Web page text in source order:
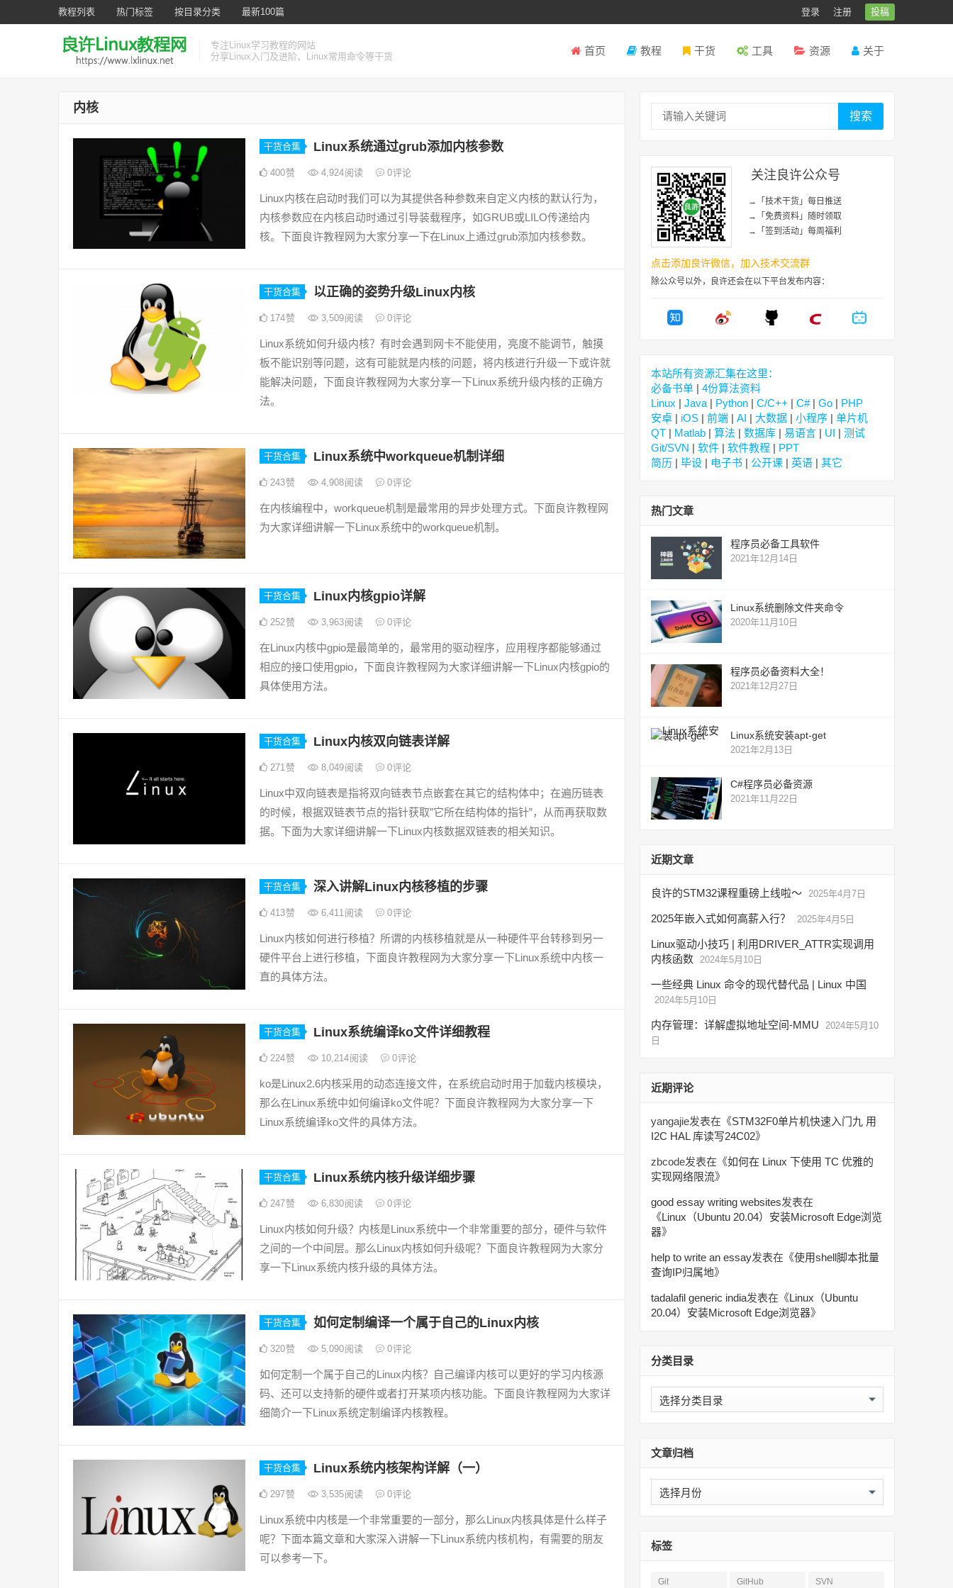
教程列表 热门标签 按目录分类 最新100篇 登录 注册 投稿
专注Linux学习教程的网站
分享Linux入门及进阶、Linux常用命令等干货
首页 教程 干货 工具 资源 关于
内核
干货合集 Linux系统通过grub添加内核参数
400赞 4,924阅读 0评论
Linux内核在启动时我们可以为其提供各种参数来自定义内核的默认行为，
内核参数应在内核启动时通过引导装载程序，如GRUB或LILO传递给内
核。下面良许教程网为大家分享一下在Linux上通过grub添加内核参数。
干货合集 以正确的姿势升级Linux内核
174赞 3,509阅读 0评论
Linux系统如何升级内核？有时会遇到网卡不能使用，亮度不能调节，触摸
板不能识别等问题，这有可能就是内核的问题，将内核进行升级一下或许就
能解决问题，下面良许教程网为大家分享一下Linux系统升级内核的正确方
法。
干货合集 Linux系统中workqueue机制详细
243赞 4,908阅读 0评论
在内核编程中，workqueue机制是最常用的异步处理方式。下面良许教程网
为大家详细讲解一下Linux系统中的workqueue机制。
干货合集 Linux内核gpio详解
252赞 3,963阅读 0评论
在Linux内核中gpio是最简单的，最常用的驱动程序，应用程序都能够通过
相应的接口使用gpio，下面良许教程网为大家详细讲解一下Linux内核gpio的
具体使用方法。
干货合集 Linux内核双向链表详解
271赞 8,049阅读 0评论
Linux中双向链表是指将双向链表节点嵌套在其它的结构体中；在遍历链表
的时候，根据双链表节点的指针获取”它所在结构体的指针”，从而再获取数
据。下面为大家详细讲解一下Linux内核数据双链表的相关知识。
干货合集 深入讲解Linux内核移植的步骤
413赞 6,411阅读 0评论
Linux内核如何进行移植？所谓的内核移植就是从一种硬件平台转移到另一
硬件平台上进行移植，下面良许教程网为大家分享一下Linux系统中内核一
直的具体方法。
干货合集 Linux系统编译ko文件详细教程
224赞 10,214阅读 0评论
ko是Linux2.6内核采用的动态连接文件，在系统启动时用于加载内核模块，
那么在Linux系统中如何编译ko文件呢？下面良许教程网为大家分享一下
Linux系统编译ko文件的具体方法。
干货合集 Linux系统内核升级详细步骤
247赞 6,830阅读 0评论
Linux内核如何升级？内核是Linux系统中一个非常重要的部分，硬件与软件
之间的一个中间层。那么Linux内核如何升级呢？下面良许教程网为大家分
享一下Linux系统内核升级的具体方法。
干货合集 如何定制编译一个属于自己的Linux内核
320赞 5,090阅读 0评论
如何定制一个属于自己的Linux内核？自己编译内核可以更好的学习内核源
码、还可以支持新的硬件或者打开某项内核功能。下面良许教程网为大家详
细简介一下Linux系统定制编译内核教程。
干货合集 Linux系统内核架构详解（一）
297赞 3,535阅读 0评论
Linux系统中内核是一个非常重要的一部分，那么Linux内核具体是什么样子
呢？下面本篇文章和大家深入讲解一下Linux系统内核机构，有需要的朋友
可以参考一下。
搜索
关注良许公众号
→「技术干货」每日推送
→「免费资料」随时领取
→「签到活动」每周福利
点击添加良许微信，加入技术交流群
除公众号以外，良许还会在以下平台发布内容：
本站所有资源汇集在这里：
必备书单 | 4份算法资料
Linux | Java | Python | C/C++ | C#| Go | PHP
安卓 | iOS | 前端 | AI | 大数据 | 小程序 | 单片机
QT | Matlab | 算法 | 数据库 | 易语言 | UI | 测试
Git/SVN | 软件 | 软件教程 | PPT
简历 | 毕设 | 电子书 | 公开课 | 英语 | 其它
热门文章
程序员必备工具软件
2021年12月14日
Linux系统删除文件夹命令
2020年11月10日
程序员必备资料大全！
2021年12月27日
Linux系统安装apt-get
2021年2月13日
C#程序员必备资源
2021年11月22日
近期文章
良许的STM32课程重磅上线啦～ 2025年4月7日
2025年嵌入式如何高薪入行？ 2025年4月5日
Linux驱动小技巧 | 利用DRIVER_ATTR实现调用
内核函数 2024年5月10日
一些经典 Linux 命令的现代替代品 | Linux 中国
2024年5月10日
内存管理：详解虚拟地址空间-MMU
2024年5月10
日
近期评论
yangajie发表在《STM32F0单片机快速入门九 用
I2C HAL 库读写24C02》
zbcode发表在《如何在 Linux 下使用 TC 优雅的
实现网络限流》
good essay writing websites发表在
《Linux（Ubuntu 20.04）安装Microsoft Edge浏览
器》
help to write an essay发表在《使用shell脚本批量
查询IP归属地》
tadalafil generic india发表在《Linux（Ubuntu
20.04）安装Microsoft Edge浏览器》
分类目录
分
类
文章归档
文
章
标签
Git GitHub SVN